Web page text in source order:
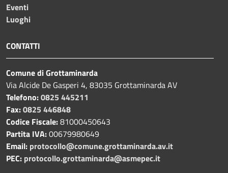
Eventi
Luoghi
CONTATTI
Comune di Grottaminarda
Via Alcide De Gasperi 4, 83035 Grottaminarda AV
Telefono:0825 445211
Fax:0825 446848
Codice Fiscale:81000450643
Partita IVA:00679980649
Email: protocollo@comune.grottaminarda.av.it
PEC: protocollo.grottaminarda@asmepec.it